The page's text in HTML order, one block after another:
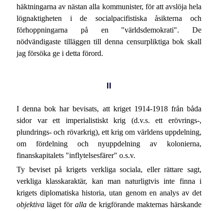
häktningarna av nästan alla kommunister, för att avslöja hela
lögnaktigheten i de socialpacifistiska åsikterna och
förhoppningarna på en "världsdemokrati". De
nödvändigaste tilläggen till denna censurpliktiga bok skall
jag försöka ge i detta förord.
II
I denna bok har bevisats, att kriget 1914-1918 från båda
sidor var ett imperialistiskt krig (d.v.s. ett erövrings-,
plundrings- och rövarkrig), ett krig om världens uppdelning,
om fördelning och nyuppdelning av kolonierna,
finanskapitalets "inflytelsesfärer" o.s.v.
Ty beviset på krigets verkliga sociala, eller rättare sagt,
verkliga klasskaraktär, kan man naturligtvis inte finna i
krigets diplomatiska historia, utan genom en analys av det
objektivaläget för alla de krigförande makternas härskande